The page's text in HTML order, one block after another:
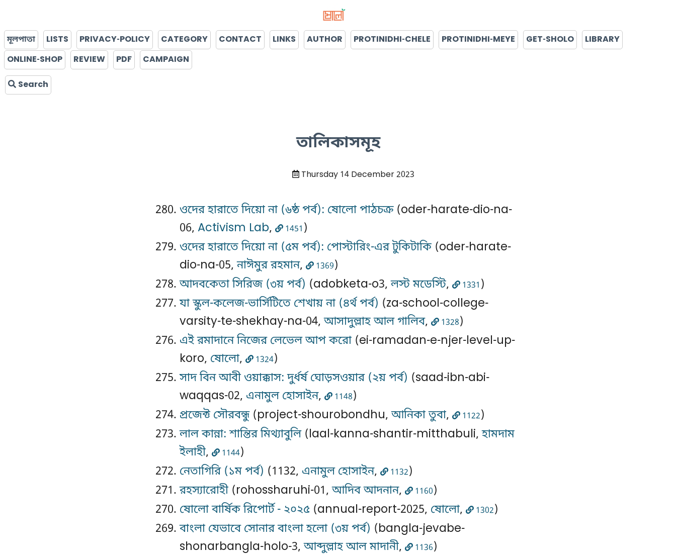
মূলপাতা LISTS PRIVACY-POLICY CATEGORY CONTACT LINKS AUTHOR PROTINIDHI-CHELE PROTINIDHI-MEYE GET-SHOLO
LIBRARY
ONLINE-SHOP
REVIEW PDF CAMPAIGN
Search
তালিকাসমূহ
Thursday 14 December 2023
ওদের হারাতে দিয়ো না (৬ষ্ঠ পর্ব): ষোলো পাঠচক্র(oder-harate-dio-na-
06, Activism Lab, 1451 )
ওদের হারাতে দিয়ো না (৫ম পর্ব): পোস্টারিং-এর টুকিটাকি (oder-harate-
dio-na-05,নাঈমুর রহমান, 1369)
আদবকেতা সিরিজ (৩য় পর্ব) (adobketa-o3,লস্ট মডেস্টি, 1331 )
যা স্কুল-কলেজ-ভার্সিটিতে শেখায় না (৪র্থ পর্ব) (za-school-college-
varsity-te-shekhay-na-04,আসাদুল্লাহ আল গালিব, 1328)
এই রমাদানে নিজের লেভেল আপ করো (ei-ramadan-e-njer-level-up-
koro, ষোলো, 1324)
সাদ বিন আবী ওয়াক্কাস: দুর্ধর্ষ ঘোড়সওয়ার (২য় পর্ব) (saad-ibn-abi-
waqqas-02, এনামুল হোসাইন, 1148)
প্রজেক্ট সৌরবন্ধু(project-shourobondhu,আনিকা তুবা, 1122)
লাল কান্না: শান্তির মিথ্যাবুলি(laal-kanna-shantir-mitthabuli,হামদাম
ইলাহী, 1144)
নেতাগিরি (১ম পর্ব) (1132, এনামুল হোসাইন, 1132)
রহস্যারোহী (rohossharuhi-01,আদিব আদনান, 1160)
ষোলো বার্ষিক রিপোর্ট - ২০২৫ (annual-report-2025, ষোলো, 1302)
বাংলা যেভাবে সোনার বাংলা হলো (৩য় পর্ব) (bangla-jevabe-
shonarbangla-holo-3,আব্দুল্লাহ আল মাদানী, 1136)